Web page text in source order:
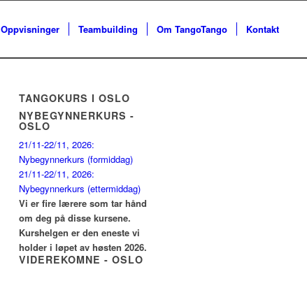
Oppvisninger Teambuilding Om TangoTango Kontakt
TANGOKURS I OSLO
NYBEGYNNERKURS -
OSLO
21/11-22/11, 2026:
Nybegynnerkurs (formiddag)
21/11-22/11, 2026:
Nybegynnerkurs (ettermiddag)
Vi er fire lærere som tar hånd
om deg på disse kursene.
Kurshelgen er den eneste vi
holder i løpet av høsten 2026.
VIDEREKOMNE - OSLO